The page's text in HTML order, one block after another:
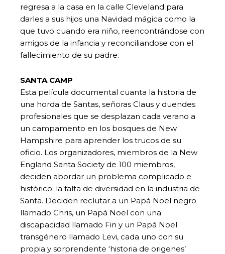
regresa a la casa en la calle Cleveland para
darles a sus hijos una Navidad mágica como la
que tuvo cuando era niño, reencontrándose con
amigos de la infancia y reconciliandose con el
fallecimiento de su padre.
SANTA CAMP
Esta película documental cuanta la historia de
una horda de Santas, señoras Claus y duendes
profesionales que se desplazan cada verano a
un campamento en los bosques de New
Hampshire para aprender los trucos de su
oficio. Los organizadores, miembros de la New
England Santa Society de 100 miembros,
deciden abordar un problema complicado e
histórico: la falta de diversidad en la industria de
Santa. Deciden reclutar a un Papá Noel negro
llamado Chris, un Papá Noel con una
discapacidad llamado Fin y un Papá Noel
transgénero llamado Levi, cada uno con su
propia y sorprendente ‘historia de origenes’